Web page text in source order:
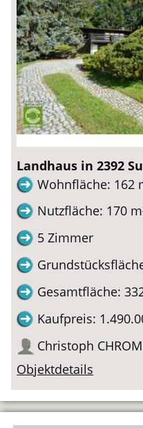
Landhaus in 2392
Wohnfläche: 162
Nutzfläche: 170
5 Zimmer
Gesamtfläche:
Kaufpreis:
Christoph
Objektdetails